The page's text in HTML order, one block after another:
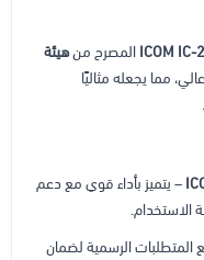
المصرح منهيئة
مما يجعله مثاليًا
– يتميز بأداء قوي مع دعم
الرسمية لضمان